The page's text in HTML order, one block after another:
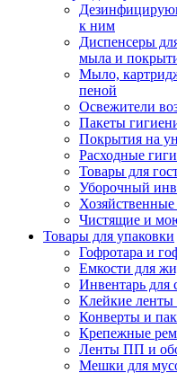
к ним
Диспенсеры
мыла и
Мыло,
пеной
Освежители
Пакеты
Покрытия на
Расходные
Товары для
Уборочный
Чистящие и
Товары для упаковки
Гофротара и
Емкости для
Инвентарь для
Клейкие
Конверты и
Крепежные
Ленты ПП и
Мешки для